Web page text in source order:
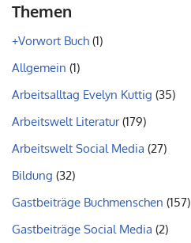
Themen
+Vorwort Buch (1)
Allgemein (1)
Arbeitsalltag Evelyn Kuttig (35)
Arbeitswelt Literatur(179)
Arbeitswelt Social Media (27)
Bildung (32)
Gastbeiträge Buchmenschen (157)
Gastbeiträge Social Media (2)